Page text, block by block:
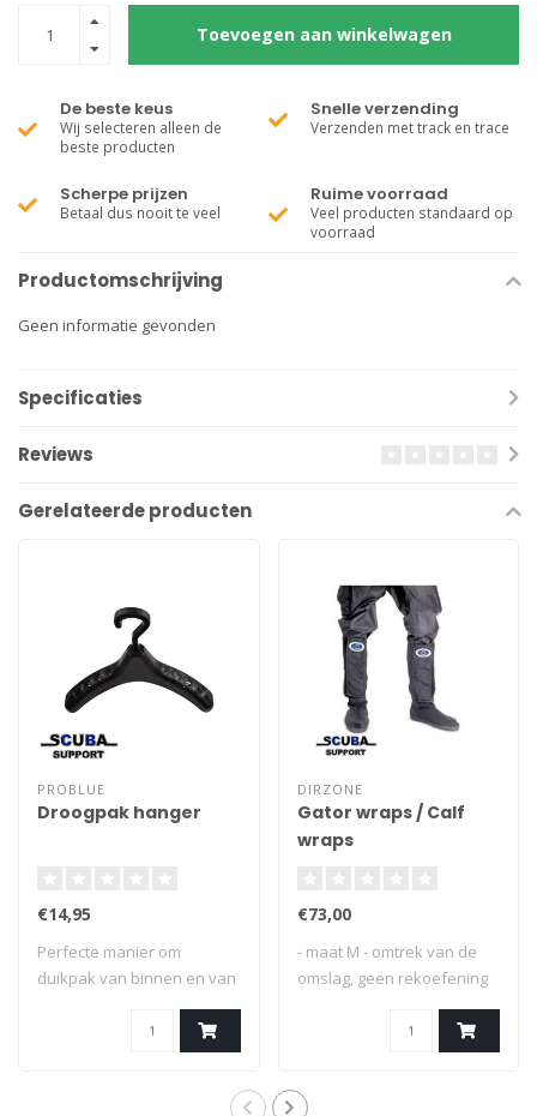
Toevoegen aan winkelwagen
De beste keus
Wij selecteren alleen de
beste producten
Snelle verzending
Verzenden met track en trace
Scherpe prijzen
Betaal dus nooit te veel
Ruime voorraad
Veel producten standaard op
voorraad
Productomschrijving
Geen informatie gevonden
Specificaties
Reviews
Gerelateerde producten
PROBLUE
Droogpak hanger
€14,95
Perfecte manier om
duikpak van binnen en van
DIRZONE
Gator wraps / Calf
wraps
€73,00
- maat M - omtrek van de
omslag, geen rekoefening